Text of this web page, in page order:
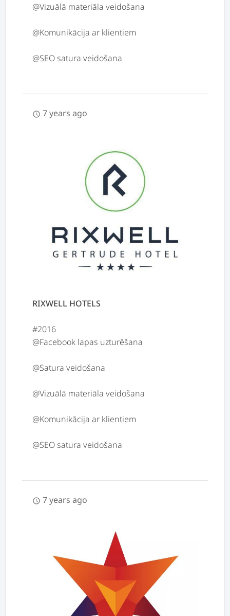
@Vizuālā materiāla veidošana
@Komunikācija ar klientiem
schedule 7 years ago
RIXWELL HOTELS
#2016
@Facebook lapas uzturēšana
@Satura veidošana
@Vizuālā materiāla veidošana
@Komunikācija ar klientiem
schedule 7 years ago